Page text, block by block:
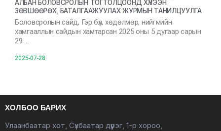
АЛБАН БОЛОВСРОЛЫН ТОГТОЛЦООНД ХҮЛЭЭН
ЗӨВШӨӨРӨХ, БАТАЛГААЖУУЛАХ ЖУРМЫН ТАНИЛЦУУЛГА
Боловсролын сайд, Гэр бүл, хөдөлмөр, нийгмийн
хамгааллын сайдын хамтарсан 2025 оны 5 дугаар сарын
29 …
2025-07-28
ХОЛБОО БАРИХ
Улаанбаатар хот, Сүхбаатар дүүрэг, 1-р хороо,